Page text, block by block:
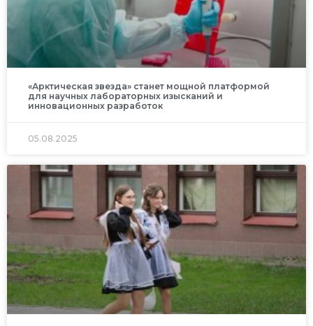
«Арктическая звезда» станет мощной платформой
для научных лабораторных изысканий и
инновационных разработок
05.08.2025